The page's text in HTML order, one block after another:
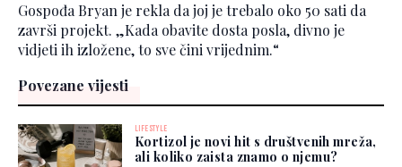
Gospođa Bryan je rekla da joj je trebalo oko 50 sati da
završi projekt. „Kada obavite dosta posla, divno je
vidjeti ih izložene, to sve čini vrijednim.“
Povezane vijesti
LIFESTYLE
Kortizol je novi hit s društvenih mreža,
ali koliko zaista znamo o njemu?